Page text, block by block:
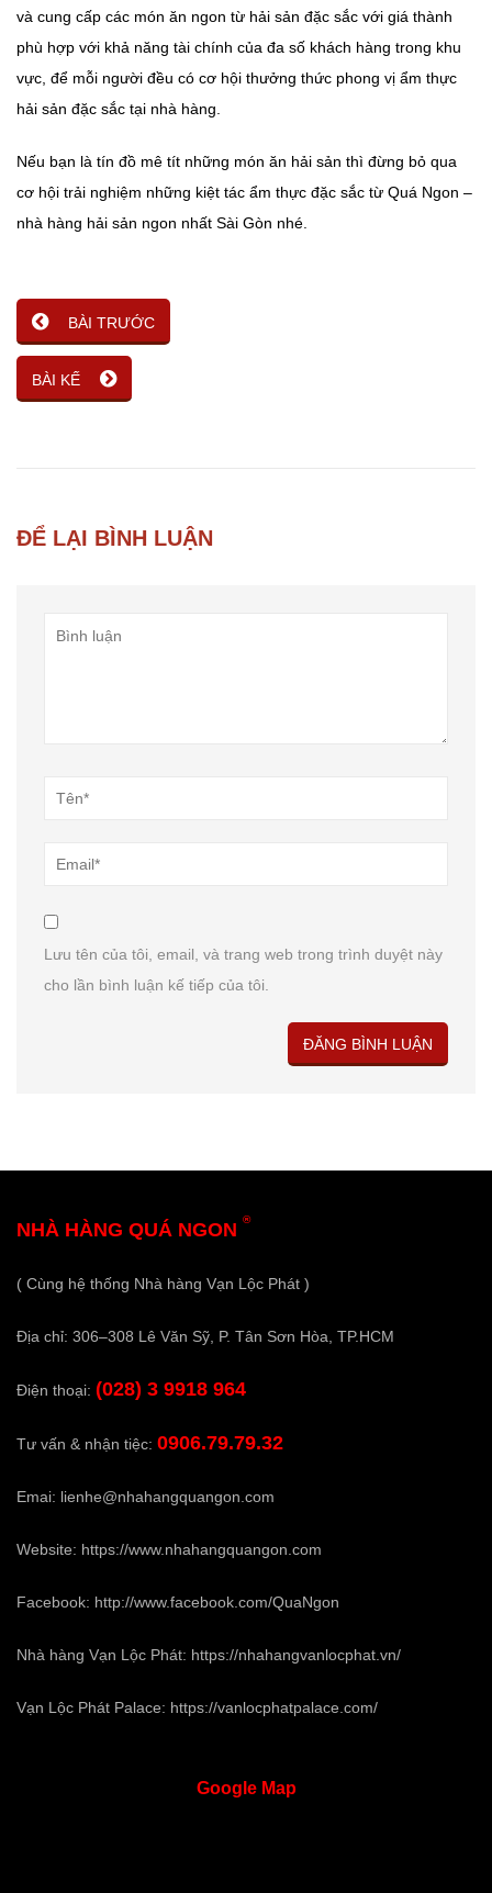
và cung cấp các món ăn ngon từ hải sản đặc sắc với giá thành
phù hợp với khả năng tài chính của đa số khách hàng trong khu
vực, để mỗi người đều có cơ hội thưởng thức phong vị ẩm thực
hải sản đặc sắc tại nhà hàng.
Nếu bạn là tín đồ mê tít những món ăn hải sản thì đừng bỏ qua
cơ hội trải nghiệm những kiệt tác ẩm thực đặc sắc từ Quá Ngon –
nhà hàng hải sản ngon nhất Sài Gòn nhé.
BÀI TRƯỚC
BÀI KẾ
ĐỂ LẠI BÌNH LUẬN
Lưu tên của tôi, email, và trang web trong trình duyệt này
cho lần bình luận kế tiếp của tôi.
NHÀ HÀNG QUÁ NGON ®
( Cùng hệ thống Nhà hàng Vạn Lộc Phát )
Địa chỉ: 306–308 Lê Văn Sỹ, P. Tân Sơn Hòa, TP.HCM
Điện thoại: (028) 3 9918 964
Tư vấn & nhận tiệc: 0906.79.79.32
Emai: lienhe@nhahangquangon.com
Website: https://www.nhahangquangon.com
Facebook: http://www.facebook.com/QuaNgon
Nhà hàng Vạn Lộc Phát: https://nhahangvanlocphat.vn/
Vạn Lộc Phát Palace: https://vanlocphatpalace.com/
GoogleMap